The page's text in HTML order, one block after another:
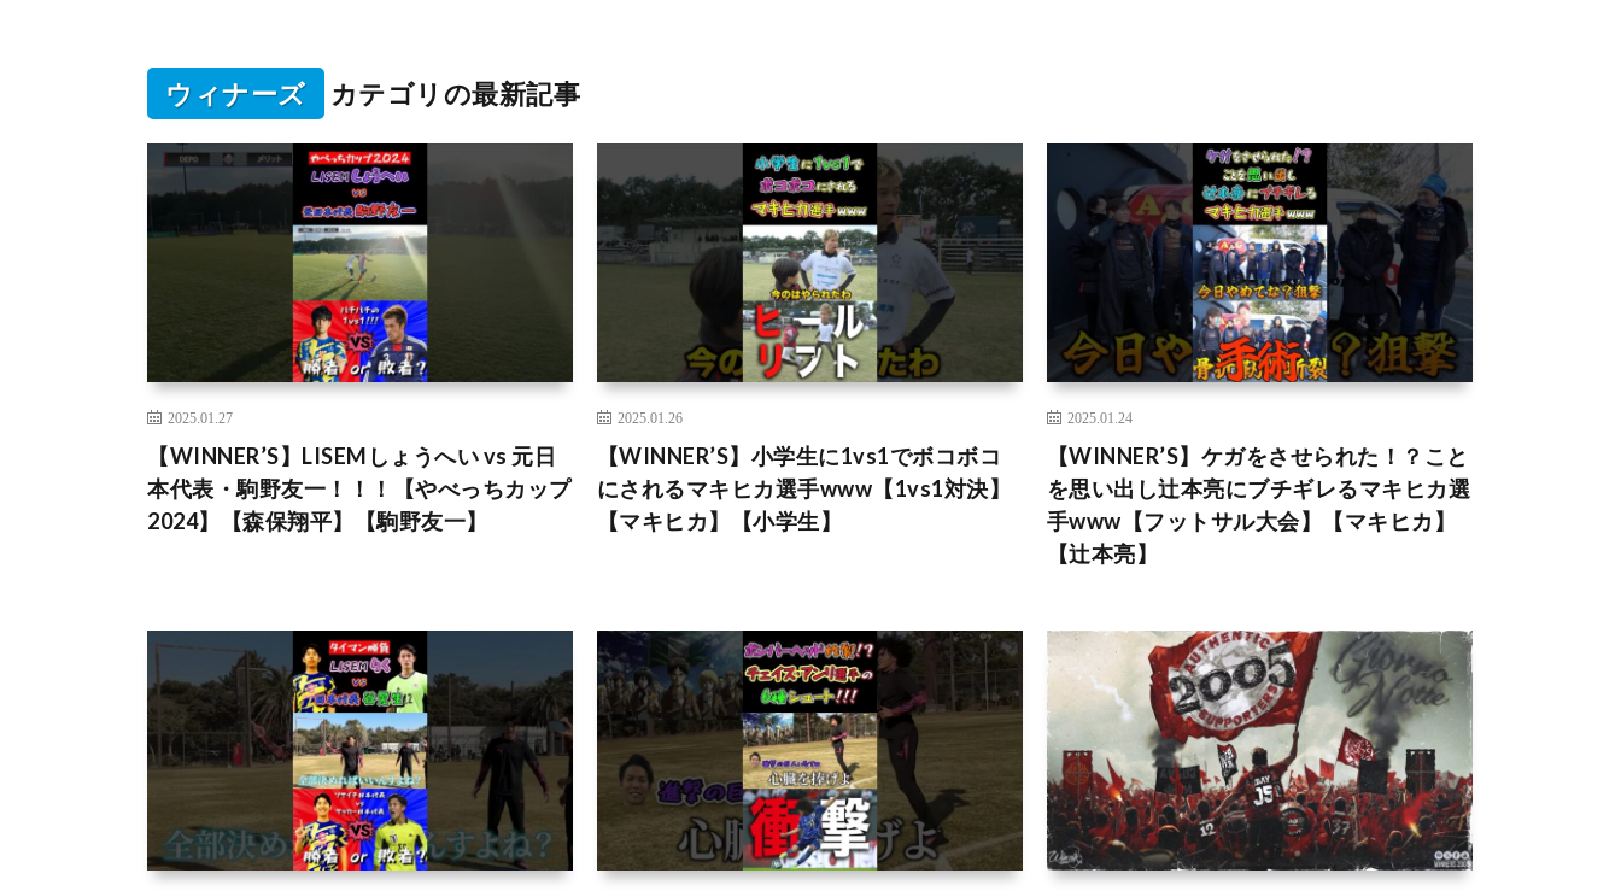
ウィナーズ カテゴリの最新記事
2025.01.27
【WINNER’S】LISEMしょうへい vs 元日
本代表・駒野友一！！！【やべっちカップ
2024】【森保翔平】【駒野友一】
2025.01.26
【WINNER’S】小学生に1vs1でボコボコ
にされるマキヒカ選手www【1vs1対決】
【マキヒカ】【小学生】
2025.01.24
【WINNER’S】ケガをさせられた！？こと
を思い出し辻本亮にブチギレるマキヒカ選
手www【フットサル大会】【マキヒカ】
【辻本亮】